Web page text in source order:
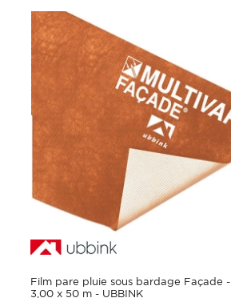
Film pare pluie sous bardage Façade -
3,00 x 50 m - UBBINK